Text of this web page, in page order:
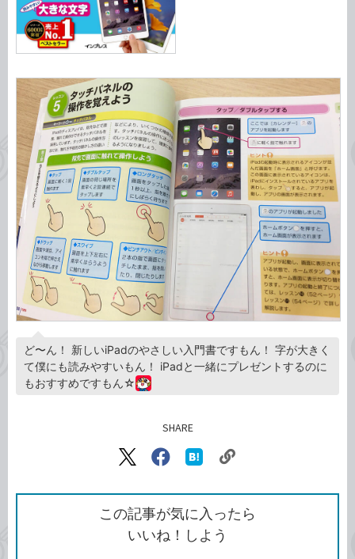
ど〜ん！ 新しいiPadのやさしい入門書ですもん！ 字が大きく
て僕にも読みやすいもん！ iPadと一緒にプレゼントするのに
もおすすめですもん☆
SHARE
X（旧
で
シ
ェ
ア
Facebook
シ
ェ
ア
な
ブ
ッ
ク
ク
を
コ
この記事が気に入ったら
いいね！しよう